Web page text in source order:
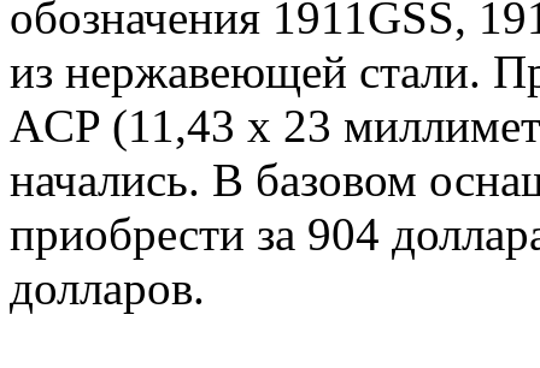
обозначения 1911GSS,
из нержавеющей стали.
ACP (11,43 x 23
начались. В базовом
приобрести за 904
долларов.